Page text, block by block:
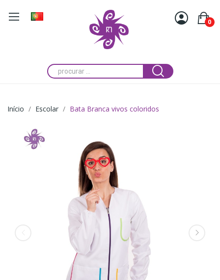
0
Início Escolar Bata Branca vivos coloridos